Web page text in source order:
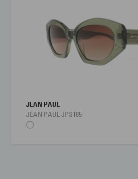
JEAN PAUL
JEAN PAUL JPS185